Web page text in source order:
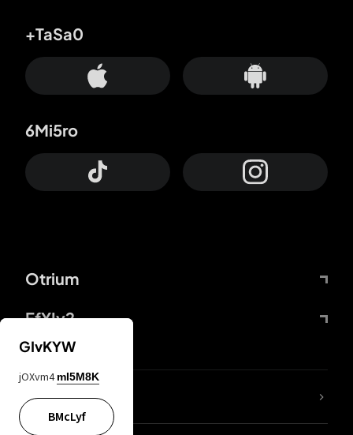
Otrium
FfYIy2
+TaSa0
6Mi5ro
Lj7sBL
GIvKYW
jOXvm4 mI5M8K
BMcLyf